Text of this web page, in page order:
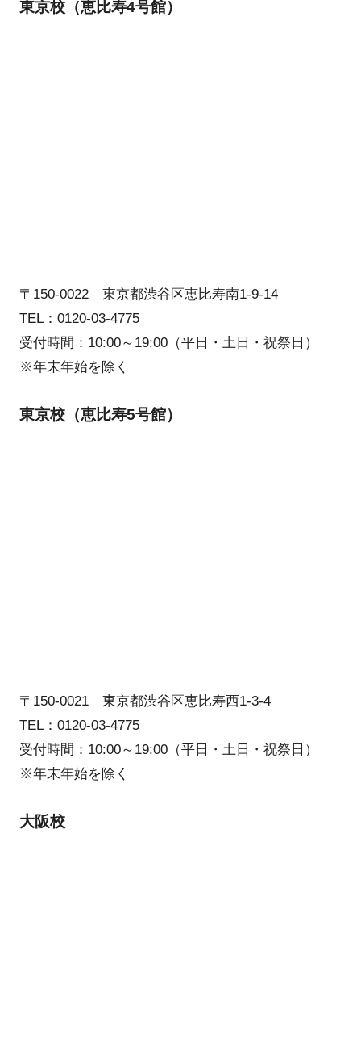
東京校（恵比寿4号館）
〒150-0022 東京都渋谷区恵比寿南1-9-14
TEL：0120-03-4775
受付時間：10:00～19:00（平日・土日・祝祭日）
※年末年始を除く
東京校（恵比寿5号館）
〒150-0021 東京都渋谷区恵比寿西1-3-4
TEL：0120-03-4775
受付時間：10:00～19:00（平日・土日・祝祭日）
※年末年始を除く
大阪校